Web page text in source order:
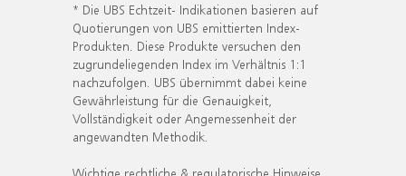
* Die UBS Echtzeit- Indikationen basieren auf
Quotierungen von UBS emittierten Index-
Produkten. Diese Produkte versuchen den
zugrundeliegenden Index im Verhältnis 1:1
nachzufolgen. UBS übernimmt dabei keine
Gewährleistung für die Genauigkeit,
Vollständigkeit oder Angemessenheit der
angewandten Methodik.